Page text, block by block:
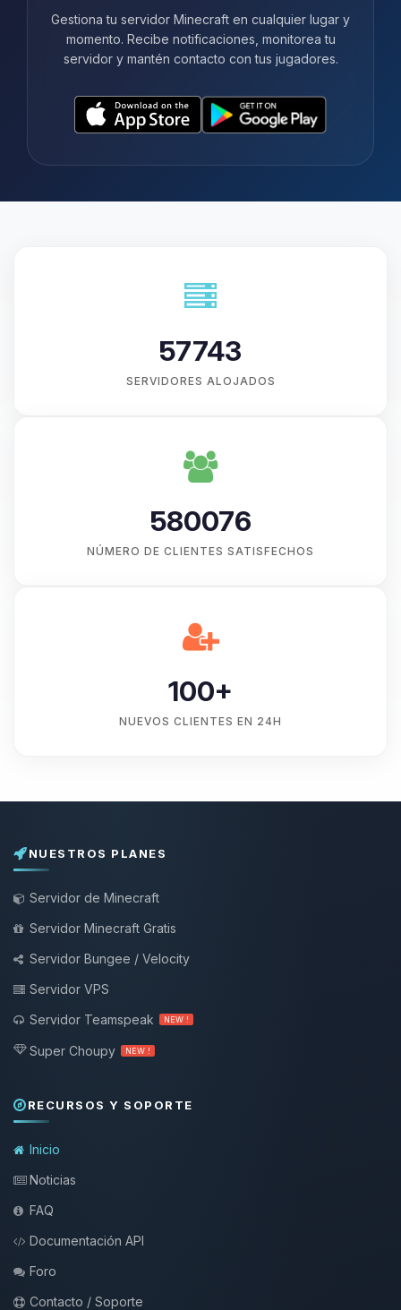
Gestiona tu servidor Minecraft en cualquier lugar y
momento. Recibe notificaciones, monitorea tu
servidor y mantén contacto con tus jugadores.
57743
SERVIDORES ALOJADOS
580076
NÚMERO DE CLIENTES SATISFECHOS
100+
NUEVOS CLIENTES EN 24H
NUESTROS PLANES
Servidor de Minecraft
Servidor Minecraft Gratis
Servidor Bungee / Velocity
Servidor VPS
Servidor Teamspeak
NEW !
Super Choupy NEW !
RECURSOS Y SOPORTE
Inicio
Noticias
FAQ
Documentación API
Foro
Contacto / Soporte